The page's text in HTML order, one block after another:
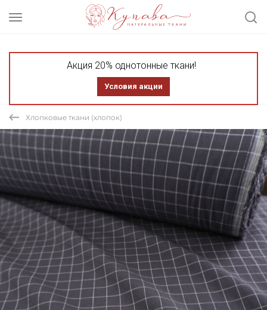
Акция 20% однотонные ткани!
Условия акции
Хлопковые ткани (хлопок)